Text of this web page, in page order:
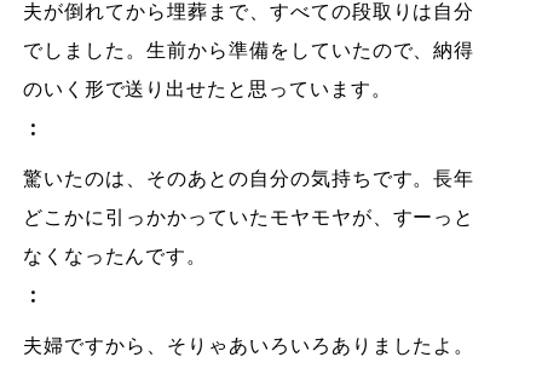
夫が倒れてから埋葬まで、すべての段取りは自分
でしました。生前から準備をしていたので、納得
のいく形で送り出せたと思っています。
：
驚いたのは、そのあとの自分の気持ちです。長年
どこかに引っかかっていたモヤモヤが、すーっと
なくなったんです。
：
夫婦ですから、そりゃあいろいろありましたよ。